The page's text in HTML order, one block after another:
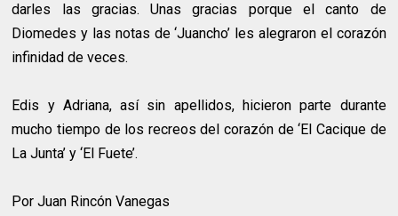
darles las gracias. Unas gracias porque el canto de
Diomedes y las notas de ‘Juancho’ les alegraron el corazón
infinidad de veces.
Edis y Adriana, así sin apellidos, hicieron parte durante
mucho tiempo de los recreos del corazón de ‘El Cacique de
La Junta’ y ‘El Fuete’.
Por Juan Rincón Vanegas